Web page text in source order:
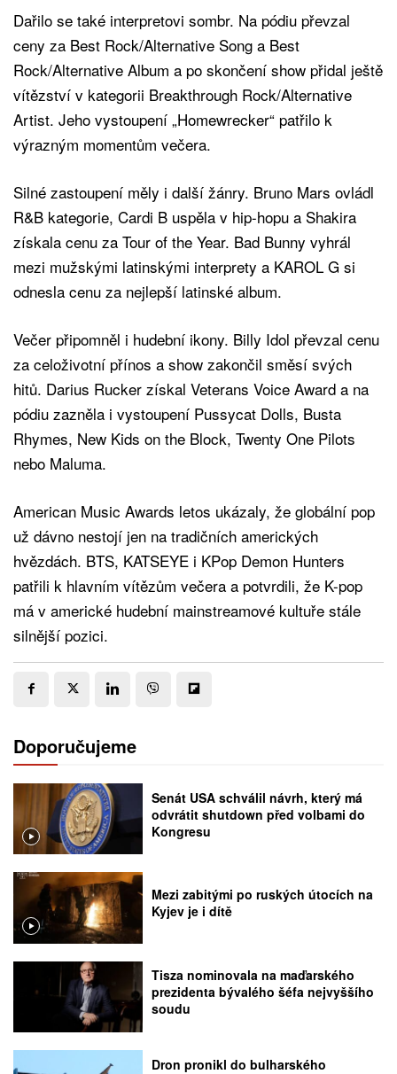
Dařilo se také interpretovi sombr. Na pódiu převzal
ceny za Best Rock/Alternative Song a Best
Rock/Alternative Album a po skončení show přidal ještě
vítězství v kategorii Breakthrough Rock/Alternative
Artist. Jeho vystoupení „Homewrecker“ patřilo k
výrazným momentům večera.
Silné zastoupení měly i další žánry. Bruno Mars ovládl
R&B kategorie, Cardi B uspěla v hip-hopu a Shakira
získala cenu za Tour of the Year. Bad Bunny vyhrál
mezi mužskými latinskými interprety a KAROL G si
odnesla cenu za nejlepší latinské album.
Večer připomněl i hudební ikony. Billy Idol převzal cenu
za celoživotní přínos a show zakončil směsí svých
hitů. Darius Rucker získal Veterans Voice Award a na
pódiu zazněla i vystoupení Pussycat Dolls, Busta
Rhymes, New Kids on the Block, Twenty One Pilots
nebo Maluma.
American Music Awards letos ukázaly, že globální pop
už dávno nestojí jen na tradičních amerických
hvězdách. BTS, KATSEYE i KPop Demon Hunters
patřili k hlavním vítězům večera a potvrdili, že K-pop
má v americké hudební mainstreamové kultuře stále
silnější pozici.
Doporučujeme
Senát USA schválil návrh, který má
odvrátit shutdown před volbami do
Kongresu
Mezi zabitými po ruských útocích na
Kyjev je i dítě
Tisza nominovala na maďarského
prezidenta bývalého šéfa nejvyššího
soudu
Dron pronikl do bulharského